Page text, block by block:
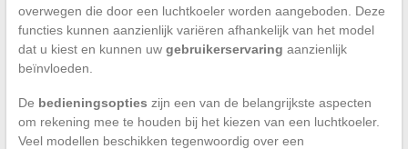
overwegen die door een luchtkoeler worden aangeboden. Deze
functies kunnen aanzienlijk variëren afhankelijk van het model
dat u kiest en kunnen uw gebruikerservaring aanzienlijk
beïnvloeden.
De bedieningsopties zijn een van de belangrijkste aspecten
om rekening mee te houden bij het kiezen van een luchtkoeler.
Veel modellen beschikken tegenwoordig over een